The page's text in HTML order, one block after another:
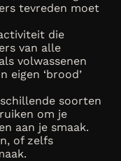
tevreden moet
die
van alle
als volwassenen
eigen ‘brood’
soorten
om je
aan je smaak.
of zelfs